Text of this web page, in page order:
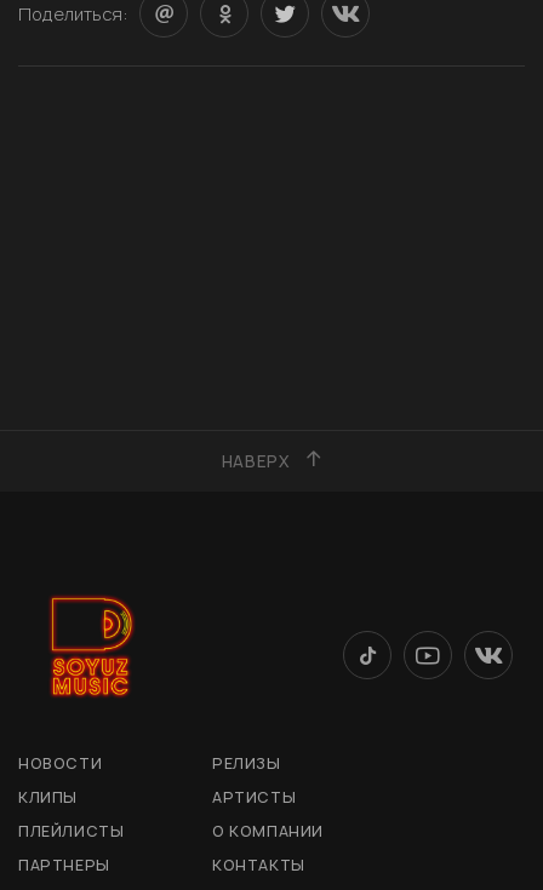
Поделиться:
НАВЕРХ
НОВОСТИ
РЕЛИЗЫ
КЛИПЫ
АРТИСТЫ
ПЛЕЙЛИСТЫ
О КОМПАНИИ
ПАРТНЕРЫ
КОНТАКТЫ